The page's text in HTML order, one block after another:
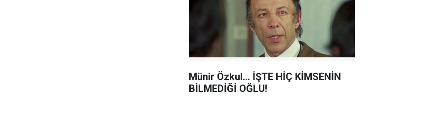
Münir Özkul... İŞTE HİÇ KİMSENİN
BİLMEDİĞİ OĞLU!